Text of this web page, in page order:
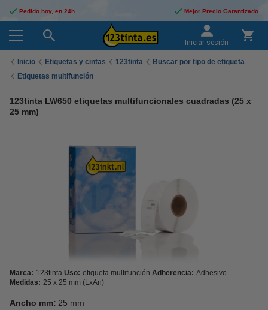
Pedido hoy, en 24h Mejor Precio Garantizado
Iniciar sesión
Inicio Etiquetas y cintas 123tinta
Buscar por tipo de etiqueta
Etiquetas multifunción
123tinta LW650 etiquetas multifuncionales cuadradas (25 x
25 mm)
Marca: 123tinta Uso: etiqueta multifunción Adherencia: Adhesivo
Medidas: 25 x 25 mm (LxAn)
Ancho mm: 25 mm